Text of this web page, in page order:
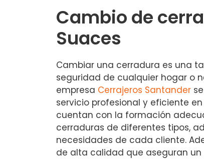
Cambio de
Suaces
Cambiar una cerradura es una
seguridad de cualquier hogar o
empresa Cerrajeros Santander
servicio profesional y eficiente
cuentan con la formación
cerraduras de diferentes tipos,
necesidades de cada cliente.
de alta calidad que aseguran